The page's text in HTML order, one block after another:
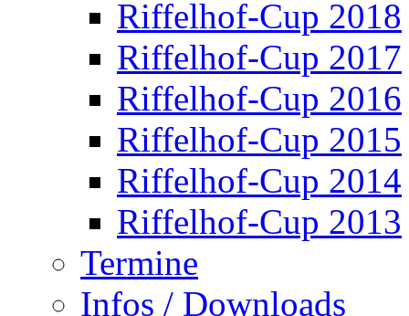
Riffelhof-Cup 2018
Riffelhof-Cup 2017
Riffelhof-Cup 2016
Riffelhof-Cup 2015
Riffelhof-Cup 2014
Riffelhof-Cup 2013
Termine
Infos / Downloads